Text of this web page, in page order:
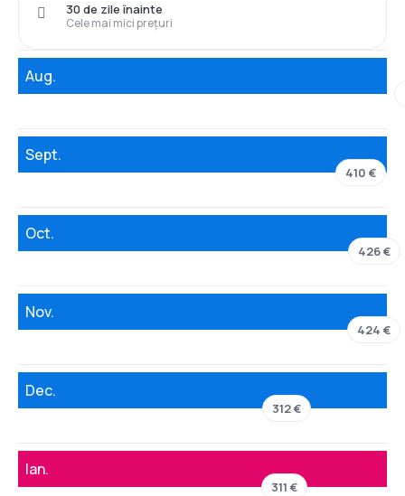
Cele mai mici prețuri
30 de zile înainte
Aug.
Sept.
410 €
Oct.
426 €
Nov.
424 €
Dec.
312 €
Ian.
311 €